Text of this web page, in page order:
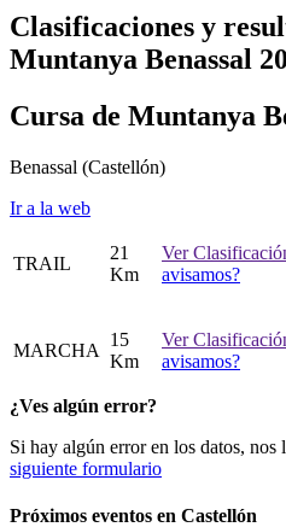
Clasificaciones y
Muntanya Benassal
Cursa de Muntanya
Benassal (Castellón)
Ir a la web
TRAIL
21
Km
Ver
avisamos?
MARCHA
15
Km
Ver
avisamos?
¿Ves algún error?
Si hay algún error en los datos, nos
siguiente formulario
Próximos eventos en Castellón